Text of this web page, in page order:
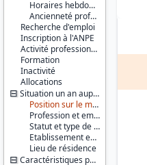
Horaires hebdomadaires
Ancienneté professionnelle
Recherche d'emploi
Inscription à l'ANPE
Activité professionnelle antérieure
Formation
Inactivité
Allocations
Situation un an auparavant
Position sur le marché du travail
Profession et employeur principaux
Statut et type de contrat
Etablissement employeur
Lieu de résidence
Caractéristiques personnelles
doi:10.13144/lil-
0018
Thème :
Travail et
emploi
Série :
Enquête
Emploi /
Enquête
Emploi en
continu
(EE / EEC)